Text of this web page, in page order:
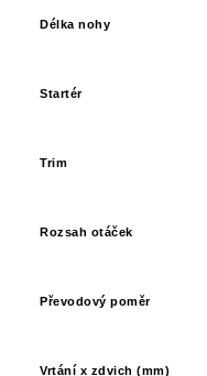
Délka nohy
Startér
Trim
Rozsah otáček
Převodový poměr
Vrtání x zdvich (mm)